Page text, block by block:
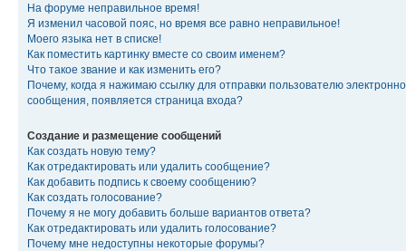
На форуме неправильное время!
Я изменил часовой пояс, но время все равно неправильное!
Моего языка нет в списке!
Как поместить картинку вместе со своим именем?
Что такое звание и как изменить его?
Почему, когда я нажимаю ссылку для отправки пользователю
сообщения, появляется страница входа?
Создание и размещение сообщений
Как создать новую тему?
Как отредактировать или удалить сообщение?
Как добавить подпись к своему сообщению?
Как создать голосование?
Почему я не могу добавить больше вариантов ответа?
Как отредактировать или удалить голосование?
Почему мне недоступны некоторые форумы?